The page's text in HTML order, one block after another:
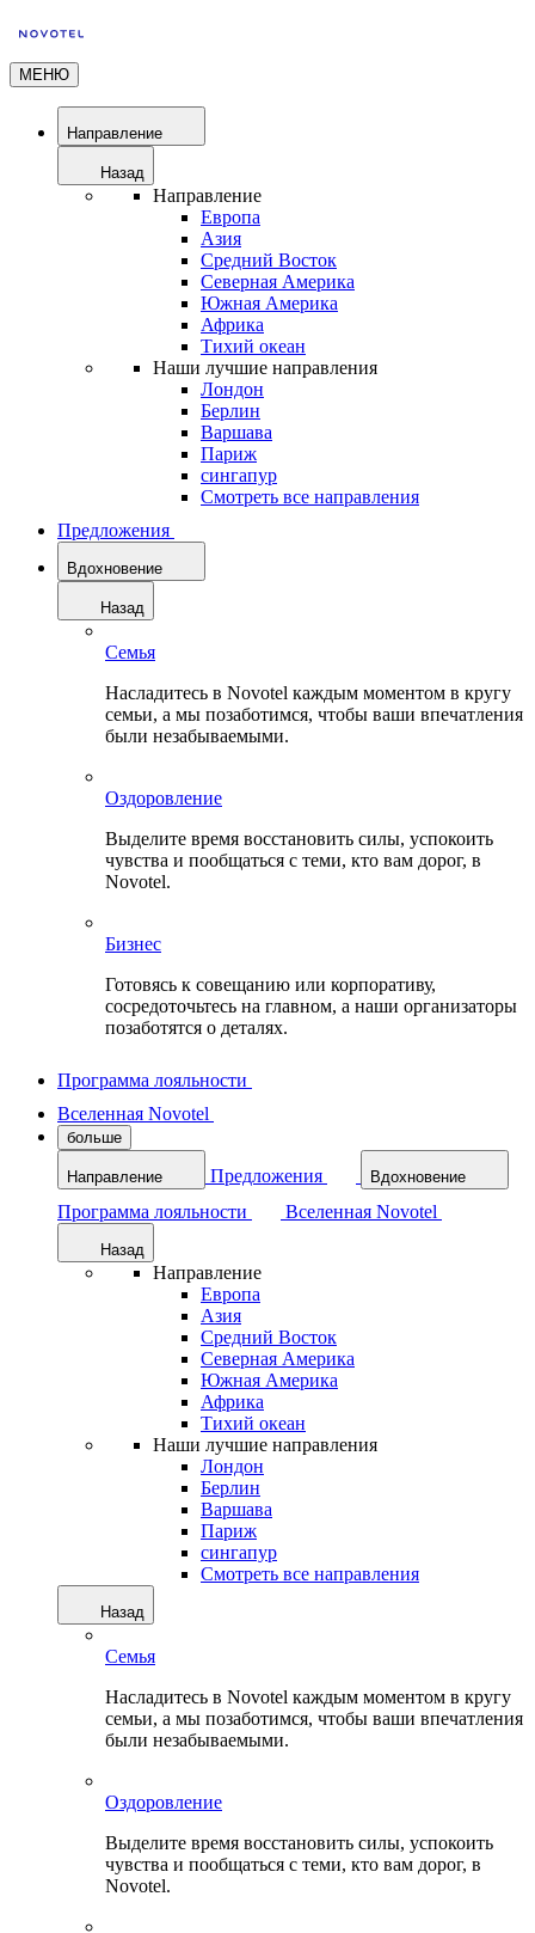
МЕНЮ
Направление
Назад
Направление
Европа
Азия
Средний Восток
Северная Америка
Южная Америка
Африка
Тихий океан
Наши лучшие направления
Лондон
Берлин
Варшава
Париж
сингапур
Смотреть все направления
Предложения
Вдохновение
Назад
Семья
Насладитесь в Novotel каждым моментом в кругу
семьи, а мы позаботимся, чтобы ваши впечатления
были незабываемыми.
Оздоровление
Выделите время восстановить силы, успокоить
чувства и пообщаться с теми, кто вам дорог, в
Novotel.
Бизнес
Готовясь к совещанию или корпоративу,
сосредоточьтесь на главном, а наши организаторы
позаботятся о деталях.
Программа лояльности
Вселенная Novotel
больше
Направление Предложения Вдохновение
Программа лояльности Вселенная Novotel
Назад
Направление
Европа
Азия
Средний Восток
Северная Америка
Южная Америка
Африка
Тихий океан
Наши лучшие направления
Лондон
Берлин
Варшава
Париж
сингапур
Смотреть все направления
Назад
Семья
Насладитесь в Novotel каждым моментом в кругу
семьи, а мы позаботимся, чтобы ваши впечатления
были незабываемыми.
Оздоровление
Выделите время восстановить силы, успокоить
чувства и пообщаться с теми, кто вам дорог, в
Novotel.